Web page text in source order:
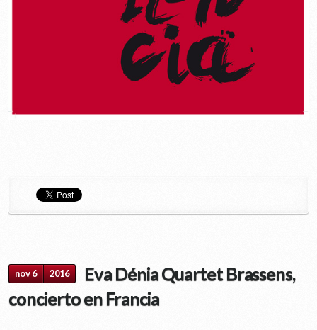
nov 6 2016
Eva Dénia Quartet Brassens,
concierto en Francia